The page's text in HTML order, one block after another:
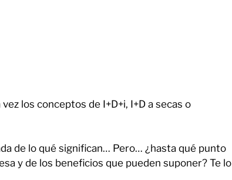
los conceptos de I+D+i, I+D a secas o
de lo qué significan… Pero… ¿hasta qué punto
y de los beneficios que pueden suponer? Te lo